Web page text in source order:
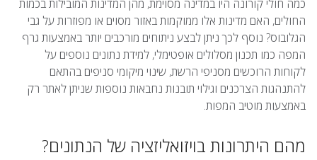
כמה חולי קורונה היו במדינה מסוימת, מהן המדינות המובילות בכמות
החולים, האם מדינות אלו ממוקמות באזור מסוים או מפוזרות על גבי
הגלובוס? נוסף לכך ניתן לבצע ניתוחים מורכבים יותר באמצעות גרף
המפה כמו תכנון מסלולים אופטימלי, למידת נתונים נוספים על
לקוחות הרוכשים מסניפי הרשת, שינוי מיקומי סניפים בהתאם
להתנהגות הצרכנים וגילוי תובנות נחבאות נוספות שניתן לאתר רק
באמצעות מוטיב המפות.
מהם היתרונות בויזואליזציה של הנתונים?